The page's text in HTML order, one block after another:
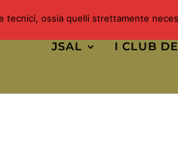
JSAL I CLUB
ossia quelli strettamente